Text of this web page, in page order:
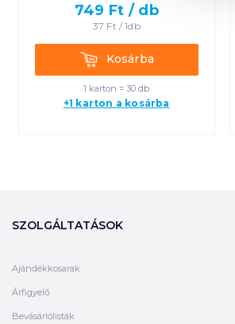
749 Ft / db
37 Ft /1db
KosárbaKosárba
1 karton = 30 db
+1 karton a kosárba
SZOLGÁLTATÁSOK
Ajándékkosarak
Árfigyelő
Bevásárlólisták